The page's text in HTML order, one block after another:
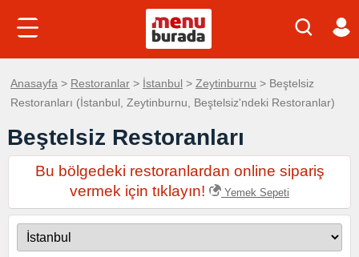
Anasayfa > Restoranlar > İstanbul > Zeytinburnu > Beştelsiz
Restoranları (İstanbul, Zeytinburnu, Beştelsiz'ndeki Restoranlar)
Beştelsiz Restoranları
Bu bölgedeki restoranlardan online sipariş
vermek için tıklayın!
Yemek Sepeti